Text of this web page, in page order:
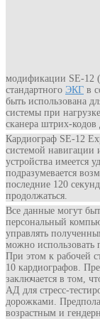
модификации SE-12
стандартного ЭКГ в
быть использована
системы при
сканера штрих-
Кардиограф SE-12
системой
устройства имеется
подразумевается
последние 120
продолжаться.
Все данные могут
персональный
управлять
можно использовать
При этом к рабочей
10 кардиографов.
заключается в том,
АД для стресс-
дорожками.
возрастным и